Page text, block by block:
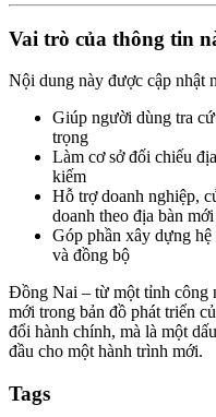
Vai trò của thông tin
Nội dung này được cập nhật
Giúp người dùng tra
trọng
Làm cơ sở đối chiếu
kiếm
Hỗ trợ doanh nghiệp,
doanh theo địa bàn mới
Góp phần xây dựng
và đồng bộ
Đồng Nai – từ một tỉnh công
mới trong bản đồ phát triển
đổi hành chính, mà là một
đầu cho một hành trình mới.
Tags